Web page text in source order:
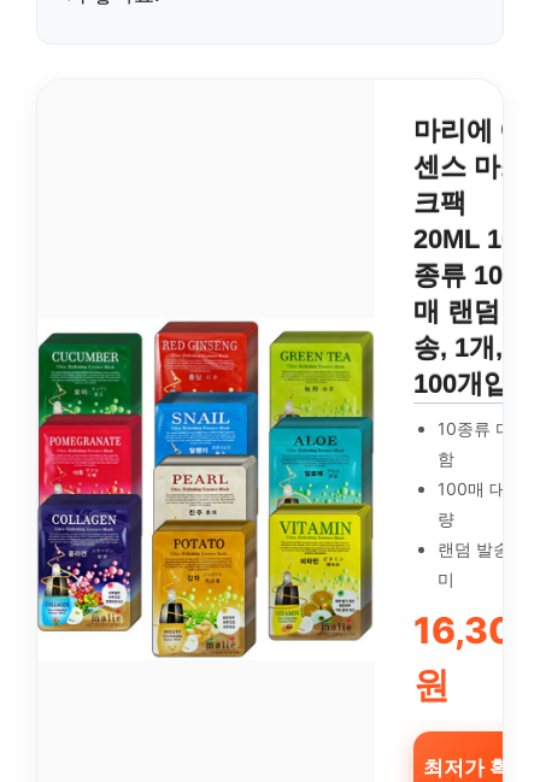
마리에 에
센스 마스
크팩
20ML 10
종류 100
매 랜덤발
송, 1개,
100개입
10종류 다양
함
100매 대용
량
랜덤 발송 재
미
16,300
원
최저가 확인